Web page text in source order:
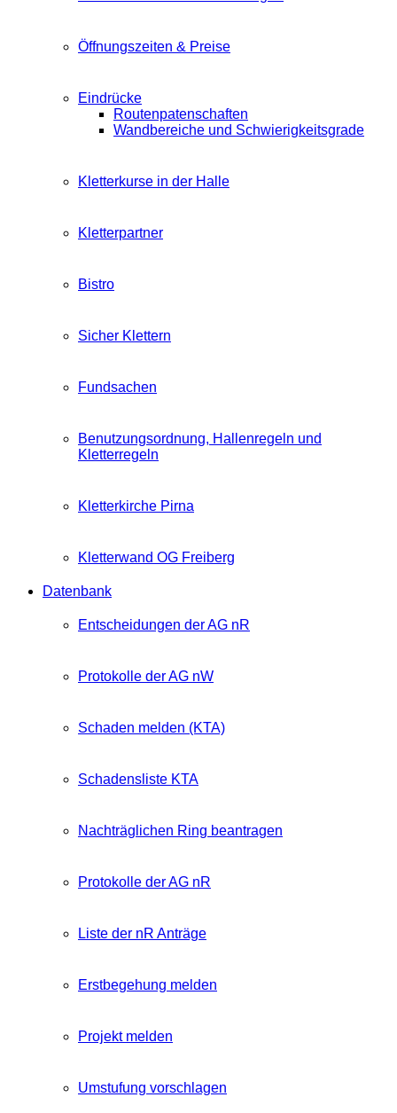
Öffnungszeiten & Preise
Eindrücke
Routenpatenschaften
Wandbereiche und Schwierigkeitsgrade
Kletterkurse in der Halle
Kletterpartner
Bistro
Sicher Klettern
Fundsachen
Benutzungsordnung, Hallenregeln und
Kletterregeln
Kletterkirche Pirna
Kletterwand OG Freiberg
Datenbank
Entscheidungen der AG nR
Protokolle der AG nW
Schaden melden (KTA)
Schadensliste KTA
Nachträglichen Ring beantragen
Protokolle der AG nR
Liste der nR Anträge
Erstbegehung melden
Projekt melden
Umstufung vorschlagen